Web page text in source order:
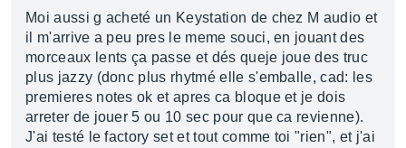
Moi aussi g acheté un Keystation de chez M audio et
il m'arrive a peu pres le meme souci, en jouant des
morceaux lents ça passe et dés queje joue des truc
plus jazzy (donc plus rhytmé elle s'emballe, cad: les
premieres notes ok et apres ca bloque et je dois
arreter de jouer 5 ou 10 sec pour que ca revienne).
J'ai testé le factory set et tout comme toi "rien", et j'ai